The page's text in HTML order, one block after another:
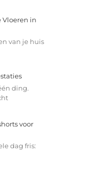
Vloeren in
van je huis
ding.
voor
dag fris: